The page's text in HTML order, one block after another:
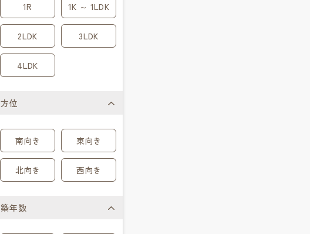
1R 1K ～ 1LDK
2LDK 3LDK
4LDK
方位
南向き 東向き
北向き 西向き
築年数